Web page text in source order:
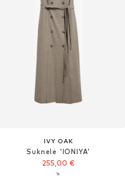
IVY OAK
Suknelė 'IONIYA'
255,00 €